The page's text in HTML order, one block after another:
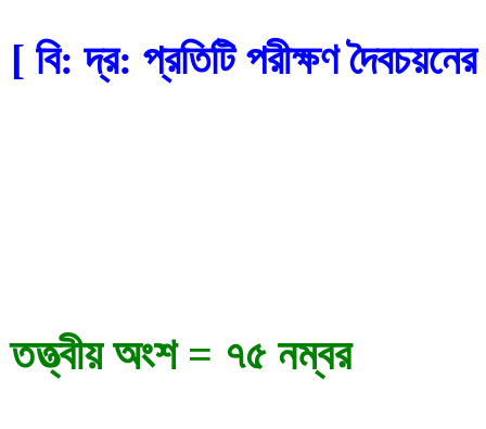
[ বি: দ্র: প্রতিটি পরীক্ষণ
তত্ত্বীয় অংশ = ৭৫ নম্বর